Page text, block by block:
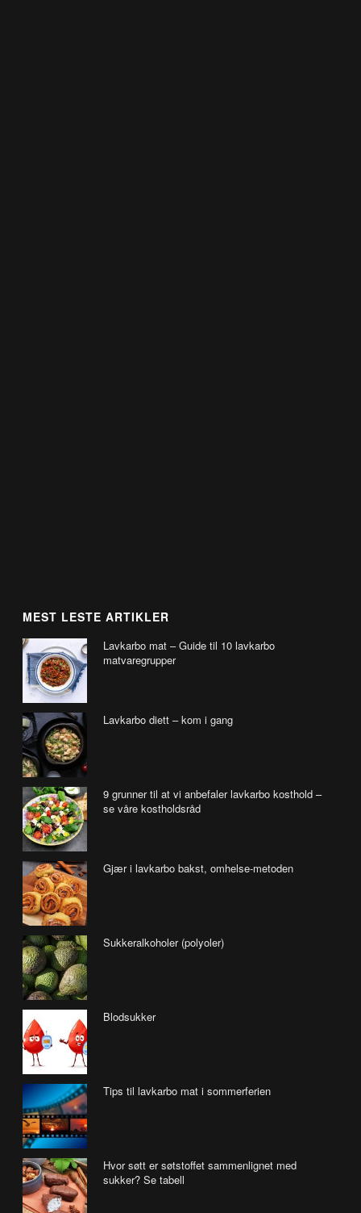
MEST LESTE ARTIKLER
Lavkarbo mat – Guide til 10 lavkarbo
matvaregrupper
Lavkarbo diett – kom i gang
9 grunner til at vi anbefaler lavkarbo kosthold –
se våre kostholdsråd
Gjær i lavkarbo bakst, omhelse-metoden
Sukkeralkoholer (polyoler)
Blodsukker
Tips til lavkarbo mat i sommerferien
Hvor søtt er søtstoffet sammenlignet med
sukker? Se tabell